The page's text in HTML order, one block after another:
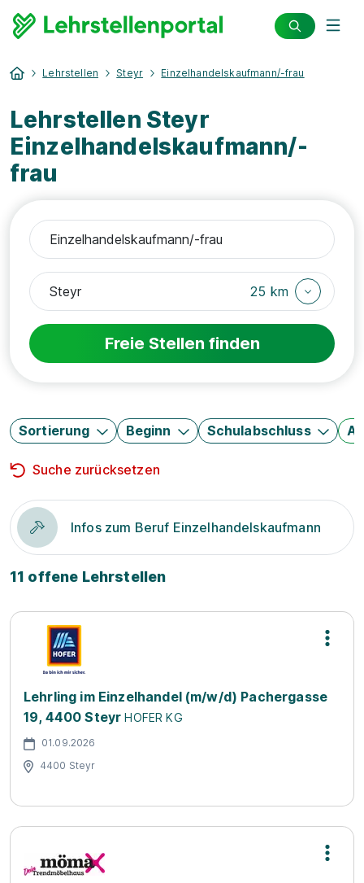
Lehrstellen Steyr Einzelhandelskaufmann/-frau
Lehrstellen Steyr
Einzelhandelskaufmann/-
frau
25 km
Freie Stellen finden
Sortierung Beginn Schulabschluss
Suche zurücksetzen
Infos zum Beruf Einzelhandelskaufmann
11 offene Lehrstellen
Lehrling im Einzelhandel (m/w/d) Pachergasse
19, 4400 Steyr HOFER KG
01.09.2026
4400 Steyr